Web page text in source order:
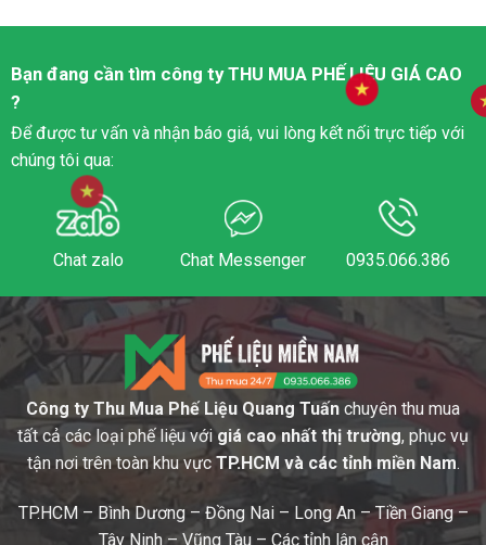
Bạn đang cần tìm công tyTHU MUA PHẾ LIỆU GIÁ CAO
?
Để được tư vấn và nhận báo giá, vui lòng kết nối trực tiếp với
chúng tôi qua:
Chat zalo Chat Messenger 0935.066.386
Công ty Thu Mua Phế Liệu Quang Tuấn chuyên thu mua
tất cả các loại phế liệu vớigiá cao nhất thị trường, phục vụ
tận nơi trên toàn khu vực TP.HCM và các tỉnh miền Nam.
TP.HCM – Bình Dương – Đồng Nai – Long An – Tiền Giang –
Tây Ninh – Vũng Tàu – Các tỉnh lân cận